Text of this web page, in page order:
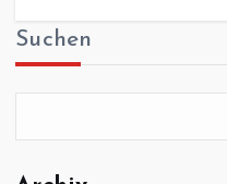
Suchen